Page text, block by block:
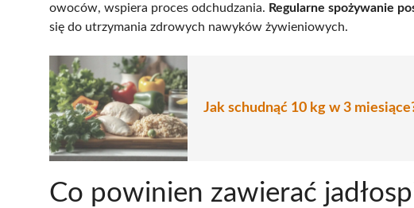
owoców, wspiera proces odchudzania. Regularne spożywanie
się do utrzymania zdrowych nawyków żywieniowych.
Jak schudnąć 10 kg w 3
Co powinien zawierać